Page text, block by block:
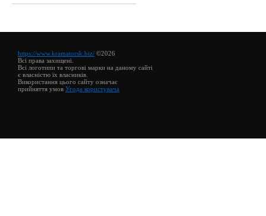
https://www.kramatorsk.biz/ ©2026
Всі права захищені.
Всі логотипи та торгові марки на даному сайті
є власністю їх власників.
Використання цього сайту означає
прийняття умов Угода користувача